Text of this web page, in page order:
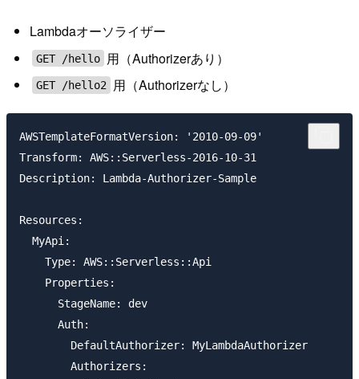
Lambdaオーソライザー
GET /hello 用（Authorizerあり）
GET /hello2 用（Authorizerなし）
AWSTemplateFormatVersion: '2010-09-09'
Transform: AWS::Serverless-2016-10-31
Description: Lambda-Authorizer-Sample
Resources:
  MyApi:
    Type: AWS::Serverless::Api
    Properties:
      StageName: dev
      Auth:
        DefaultAuthorizer: MyLambdaAuthorizer
        Authorizers: